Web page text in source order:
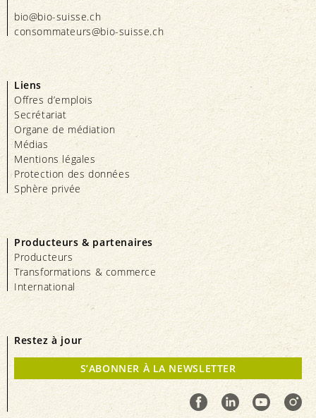
bio@bio-suisse.ch
consommateurs@bio-suisse.ch
Liens
Offres d’emplois
Secrétariat
Organe de médiation
Médias
Mentions légales
Protection des données
Sphère privée
Producteurs & partenaires
Producteurs
Transformations & commerce
International
Restez à jour
S’ABONNER À LA NEWSLETTER